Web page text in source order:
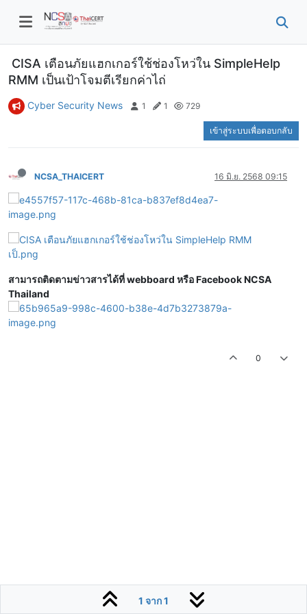
CISA เตือนภัยแฮกเกอร์ใช้ช่องโหว่ใน SimpleHelp
RMM เป็นเป้าโจมตีเรียกค่าไถ่
Cyber Security News 1 1 729
เข้าสู่ระบบเพื่อตอบกลับ
NCSA_THAICERT 16 มิ.ย. 2568 09:15
สามารถติดตามข่าวสารได้ที่ webboard หรือ Facebook NCSA
Thailand
0
1 จาก 1